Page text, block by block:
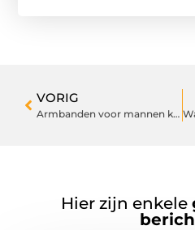
VORIG
Armbanden voor mannen kiezen
Hier zijn enkele